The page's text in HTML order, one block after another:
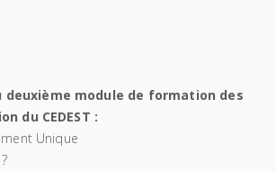
deuxième module de formation des
du CEDEST :
Unique